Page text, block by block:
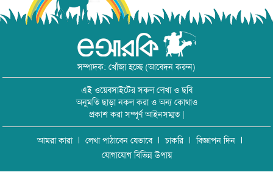
সম্পাদক: খোঁজা হচ্ছে (আবেদন করুন)
এই ওয়েবসাইটের সকল লেখা ও ছবি
অনুমতি ছাড়া নকল করা ও অন্য কোথাও
প্রকাশ করা সম্পূর্ণ আইনসম্মত |
আমরা কারা লেখা পাঠাবেন যেভাবে চাকরি
বিজ্ঞাপন দিন
যোগাযোগ বিভিন্ন উপায়